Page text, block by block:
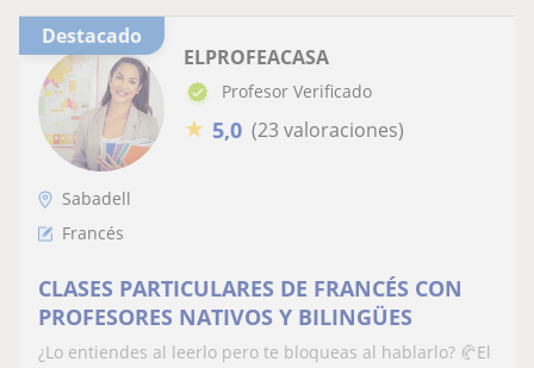
Destacado
ELPROFEACASA
Profesor Verificado
★ 5,0 (23 valoraciones)
Sabadell
Francés
CLASES PARTICULARES DE FRANCÉS CON
PROFESORES NATIVOS Y BILINGÜES
¿Lo entiendes al leerlo pero te bloqueas al hablarlo? 🥐El